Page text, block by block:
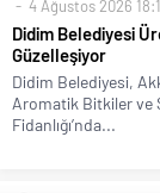
4 Ağustos 2026
Didim Belediyesi
Güzelleşiyor
Didim Belediyesi,
Aromatik Bitkiler ve
Fidanlığı’nda...